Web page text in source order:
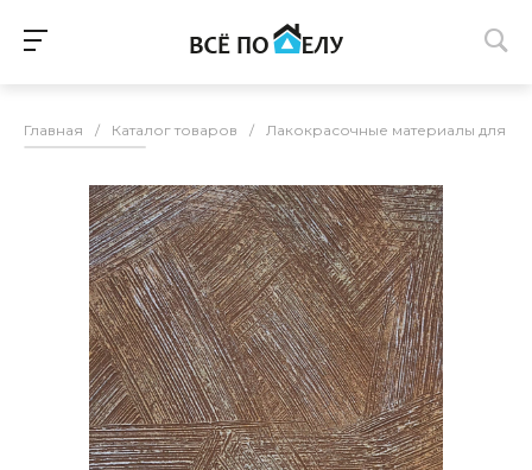
Главная / Каталог товаров / Лакокрасочные материалы для